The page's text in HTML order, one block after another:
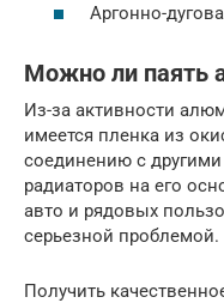
Аргонно-
Можно ли паять
Из-за активности
имеется пленка из
соединению с
радиаторов на его
авто и рядовых
серьезной проблемой.
Получить